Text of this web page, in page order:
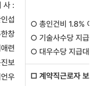
사 :
섭
창
련
보
우
○ 총인건비 1.8% 이내
○ 기술사수당 지급대상
○ 대우수당 지급대상자
□ 계약직근로자 보수 및